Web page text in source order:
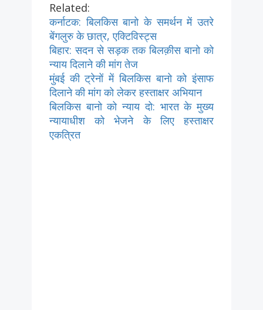
Related:
कर्नाटक: बिलकिस बानो के समर्थन में उतरे
बेंगलुरु के छात्र, एक्टिविस्ट्स
बिहार: सदन से सड़क तक बिलक़ीस बानो को
न्याय दिलाने की मांग तेज
मुंबई की ट्रेनों में बिलकिस बानो को इंसाफ
दिलाने की मांग को लेकर हस्ताक्षर अभियान
बिलकिस बानो को न्याय दो: भारत के मुख्य
न्यायाधीश को भेजने के लिए हस्ताक्षर
एकत्रित